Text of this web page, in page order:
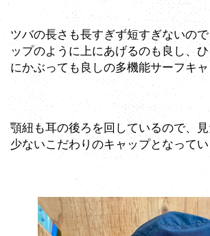
ツバの長さも長すぎず短すぎないの
ップのように上にあげるのも良し、
にかぶっても良しの多機能サーフキャ
顎紐も耳の後ろを回しているので、
少ないこだわりのキャップとなってい